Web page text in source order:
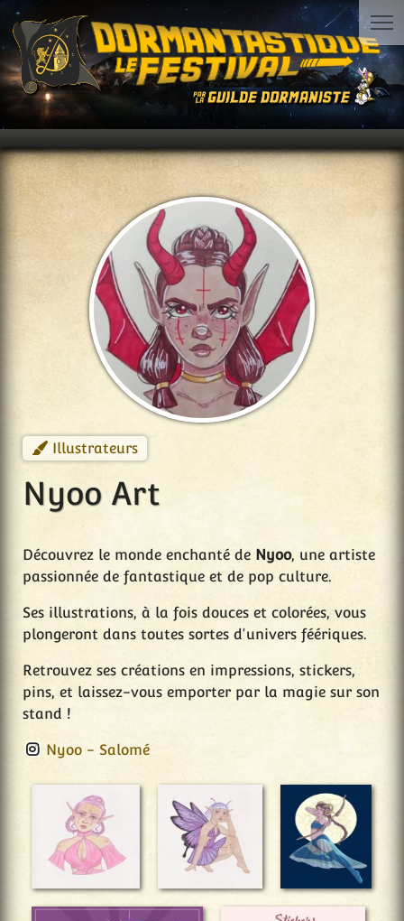
Illustrateurs
Nyoo Art
Découvrez le monde enchanté de Nyoo, une artiste
passionnée de fantastique et de pop culture.
Ses illustrations, à la fois douces et colorées, vous
plongeront dans toutes sortes d'univers féériques.
Retrouvez ses créations en impressions, stickers,
pins, et laissez-vous emporter par la magie sur son
stand !
Nyoo - Salomé